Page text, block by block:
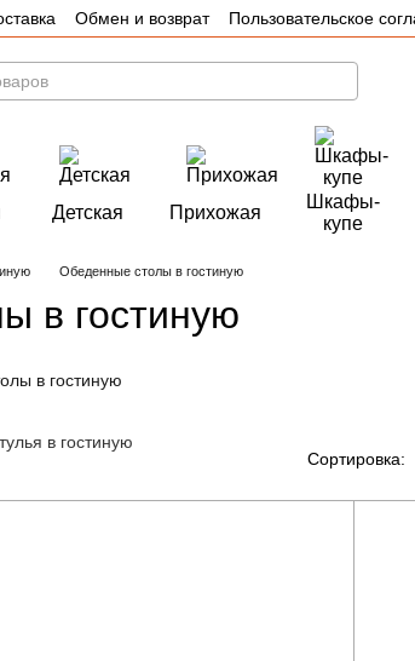
Обмен и возврат Пользовательское
Детская Прихожая
Шкафы-
купе
Обеденные столы в гостиную
в гостиную
в гостиную
в гостиную
Сортировка: